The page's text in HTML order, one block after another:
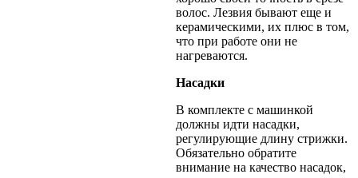
волос. Лезвия бывают еще и
керамическими, их плюс в том,
что при работе они не
нагреваются.
Насадки
В комплекте с машинкой
должны идти насадки,
регулирующие длину стрижки.
Обязательно обратите
внимание на качество насадок,